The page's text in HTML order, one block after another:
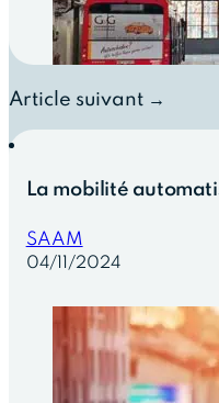
Article suivant →
La mobilité
SAAM
04/11/2024